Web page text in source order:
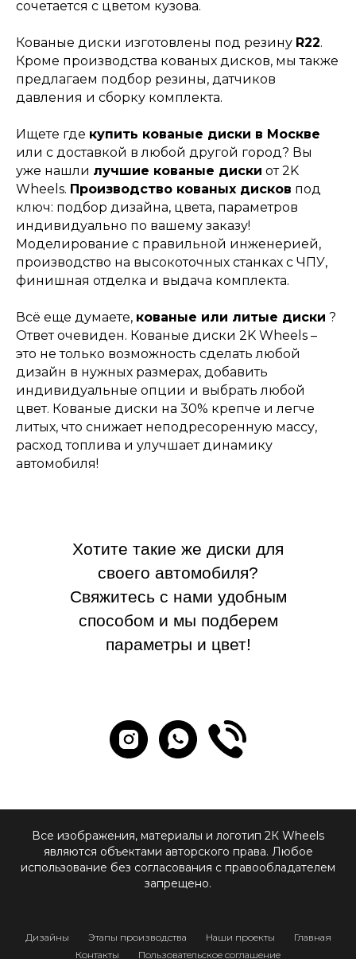
сочетается с цветом кузова.
Кованые диски изготовлены под резину R22.
Кроме производства кованых дисков, мы также
предлагаем подбор резины, датчиков
давления и сборку комплекта.
Ищете где купить кованые диски в Москве
или с доставкой в любой другой город? Вы
уже нашли лучшие кованые диски от 2K
Wheels. Производство кованых дисков под
ключ: подбор дизайна, цвета, параметров
индивидуально по вашему заказу!
Моделирование с правильной инженерией,
производство на высокоточных станках с ЧПУ,
финишная отделка и выдача комплекта.
Всё еще думаете, кованые или литые диски ?
Ответ очевиден. Кованые диски 2K Wheels –
это не только возможность сделать любой
дизайн в нужных размерах, добавить
индивидуальные опции и выбрать любой
цвет. Кованые диски на 30% крепче и легче
литых, что снижает неподресоренную массу,
расход топлива и улучшает динамику
автомобиля!
Хотите такие же диски для
своего автомобиля?
Свяжитесь с нами удобным
способом и мы подберем
параметры и цвет!
Все изображения, материалы и логотип 2К Wheels
являются объектами авторского права. Любое
использование без согласования с правообладателем
запрещено.
Дизайны Этапы производства Наши проекты
Главная
Контакты
Пользовательское соглашение